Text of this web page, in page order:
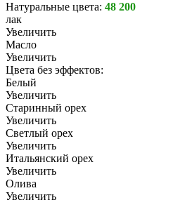
Натуральные цвета: 48 200
лак
Увеличить
Масло
Увеличить
Цвета без эффектов:
Белый
Увеличить
Старинный орех
Увеличить
Светлый орех
Увеличить
Итальянский орех
Увеличить
Олива
Увеличить